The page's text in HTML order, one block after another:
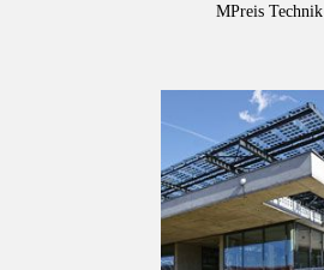
MPreis Technik